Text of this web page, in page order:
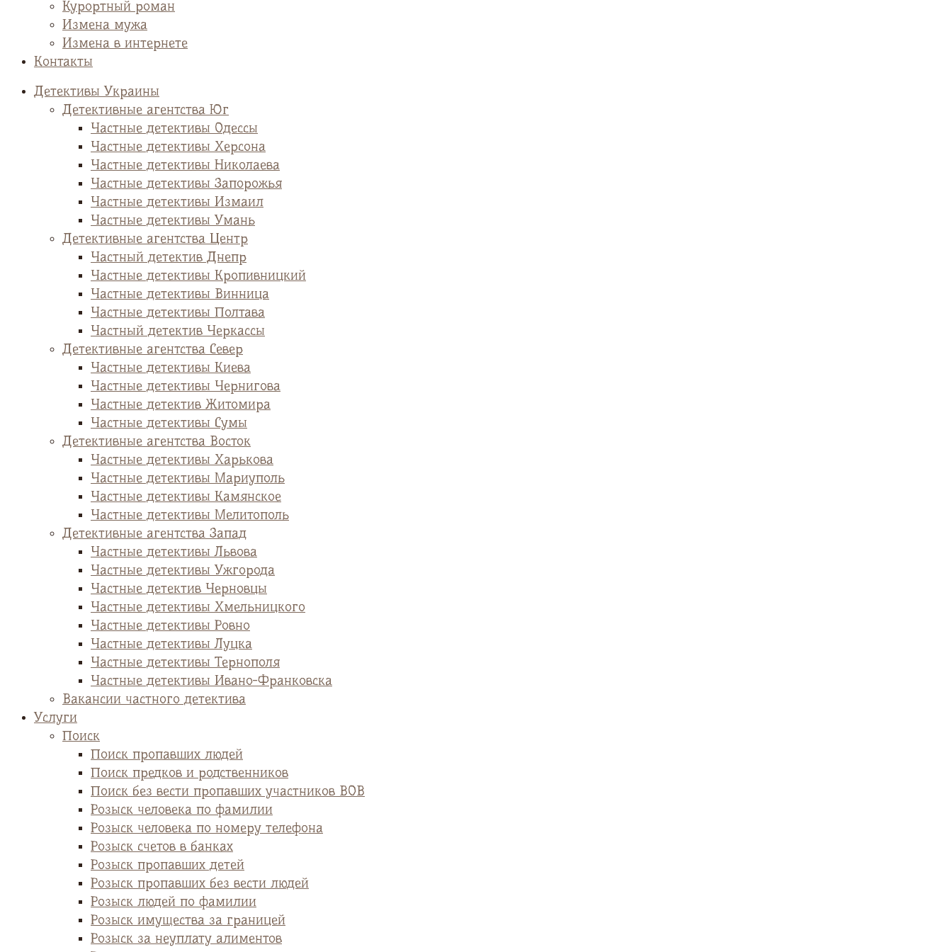
Курортный роман
Измена мужа
Измена в интернете
Контакты
Детективы Украины
Детективные агентства Юг
Частные детективы Одессы
Частные детективы Херсона
Частные детективы Николаева
Частные детективы Запорожья
Частные детективы Измаил
Частные детективы Умань
Детективные агентства Центр
Частный детектив Днепр
Частные детективы Кропивницкий
Частные детективы Винница
Частные детективы Полтава
Частный детектив Черкассы
Детективные агентства Север
Частные детективы Киева
Частные детективы Чернигова
Частные детектив Житомира
Частные детективы Сумы
Детективные агентства Восток
Частные детективы Харькова
Частные детективы Мариуполь
Частные детективы Камянское
Частные детективы Мелитополь
Детективные агентства Запад
Частные детективы Львова
Частные детективы Ужгорода
Частные детектив Черновцы
Частные детективы Хмельницкого
Частные детективы Ровно
Частные детективы Луцка
Частные детективы Тернополя
Частные детективы Ивано-Франковска
Вакансии частного детектива
Услуги
Поиск
Поиск пропавших людей
Поиск предков и родственников
Поиск без вести пропавших участников ВОВ
Розыск человека по фамилии
Розыск человека по номеру телефона
Розыск счетов в банках
Розыск пропавших детей
Розыск пропавших без вести людей
Розыск людей по фамилии
Розыск имущества за границей
Розыск за неуплату алиментов